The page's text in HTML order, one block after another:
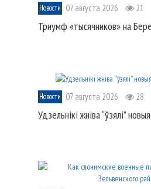
Новости 07 августа 2026 21
Триумф «тысячников» на
Новости 07 августа 2026 28
Удзельнікі жніва “ўзялі”